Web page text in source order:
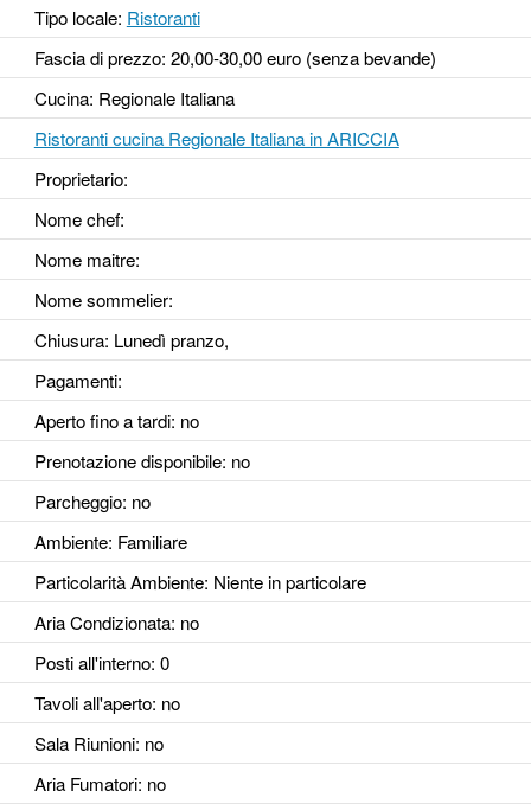
Tipo locale: Ristoranti
Fascia di prezzo: 20,00-30,00 euro (senza bevande)
Cucina: Regionale Italiana
Ristoranti cucina Regionale Italiana in ARICCIA
Proprietario:
Nome chef:
Nome maitre:
Nome sommelier:
Chiusura: Lunedì pranzo,
Pagamenti:
Aperto fino a tardi: no
Prenotazione disponibile: no
Parcheggio: no
Ambiente: Familiare
Particolarità Ambiente: Niente in particolare
Aria Condizionata: no
Posti all'interno: 0
Tavoli all'aperto: no
Sala Riunioni: no
Aria Fumatori: no